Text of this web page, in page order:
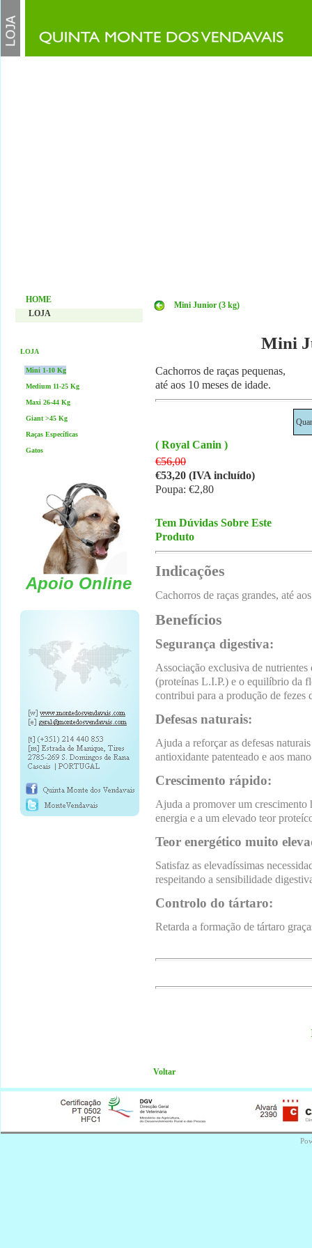
HOME
LOJA
LOJA
Mini 1-10 Kg
Medium 11-25 Kg
Maxi 26-44 Kg
Giant >45 Kg
Raças Específicas
Gatos
Apoio Online
Mini Junior (3 kg)
Mini
Cachorros de raças pequenas,
até aos 10 meses de idade.
( Royal Canin )
€56,00
€53,20 (IVA incluído)
Poupa: €2,80
Tem Dúvidas Sobre Este
Produto
Indicações
Cachorros de raças grandes, até
Benefícios
Segurança digestiva:
Associação exclusiva de
(proteínas L.I.P.) e o equilíbrio da
contribui para a produção de fezes
Defesas naturais:
Ajuda a reforçar as defesas
antioxidante patenteado e aos
Crescimento rápido:
Ajuda a promover um crescimento
energia e a um elevado teor
Teor energético muito
Satisfaz as elevadíssimas
respeitando a sensibilidade
Controlo do tártaro:
Retarda a formação de tártaro
Voltar